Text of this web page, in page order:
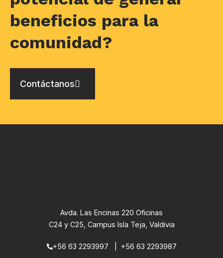
beneficios para la
comunidad?
Contáctanos
Avda. Las Encinas 220 Oficinas
C24 y C25, Campus Isla Teja, Valdivia
+56 63 2293997 +56 63 2293987